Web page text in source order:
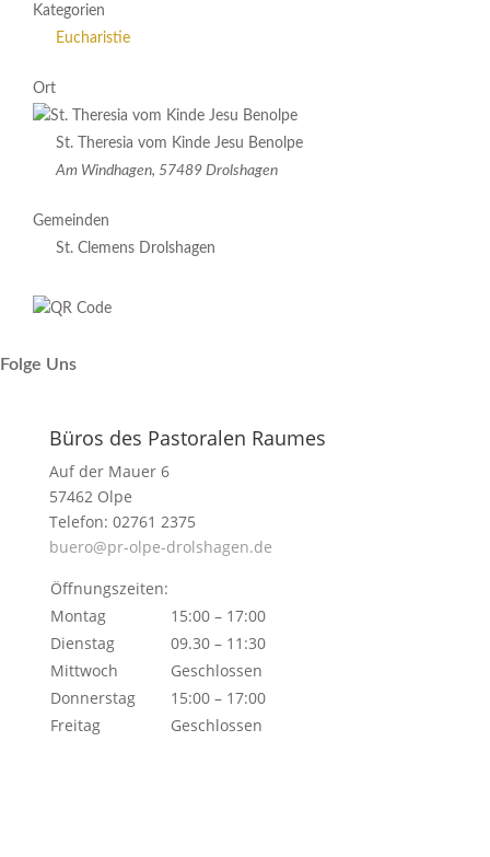
Kategorien
Eucharistie
Ort
St. Theresia vom Kinde Jesu Benolpe
Am Windhagen, 57489 Drolshagen
Gemeinden
St. Clemens Drolshagen
Folge Uns
Büros des Pastoralen Raumes
Auf der Mauer 6
57462 Olpe
Telefon: 02761 2375
buero@pr-olpe-drolshagen.de
Öffnungszeiten:
Montag
15:00 – 17:00
Dienstag
09.30 – 11:30
Mittwoch
Geschlossen
Donnerstag
15:00 – 17:00
Freitag
Geschlossen